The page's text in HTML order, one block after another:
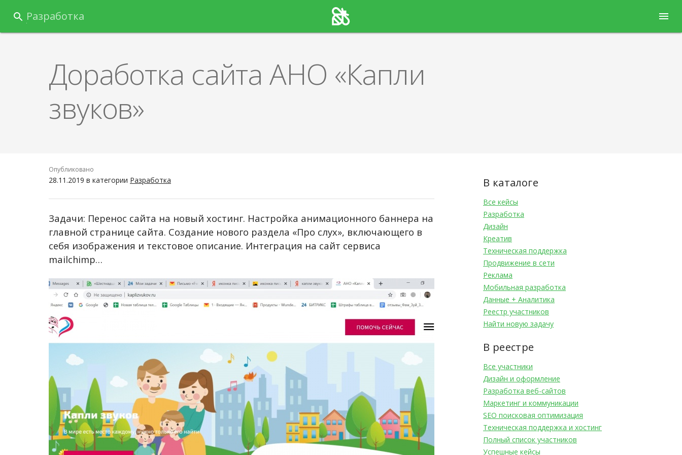
содержанию
menu
Разработка
Доработка сайта АНО «Капли
звуков»
Опубликовано
28.11.2019 в категории Разработка
Задачи: Перенос сайта на новый хостинг. Настройка анимационного баннера на
главной странице сайта. Создание нового раздела «Про слух», включающего в
себя изображения и текстовое описание. Интеграция на сайт сервиса
mailchimp…
В каталоге
Все кейсы
Разработка
Дизайн
Креатив
Техническая поддержка
Продвижение в сети
Реклама
Мобильная разработка
Данные + Аналитика
Реестр участников
Найти новую задачу
В реестре
Все участники
Дизайн и оформление
Разработка веб-сайтов
Маркетинг и коммуникации
SEO поисковая оптимизация
Техническая поддержка и хостинг
Полный список участников
Успешные кейсы